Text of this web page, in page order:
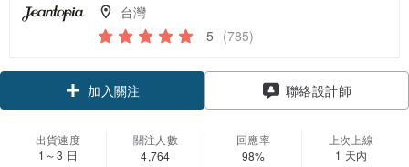
台灣
5 (785)
加入關注 聯絡設計師
出貨速度
1～3 日
關注人數
4,764
回應率
98%
上次上線
1 天內